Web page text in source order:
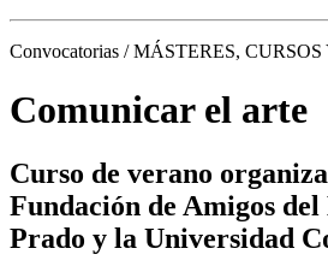
Convocatorias / MÁSTERES,
Comunicar el arte
Curso de verano
Fundación de Amigos del
Prado y la Universidad